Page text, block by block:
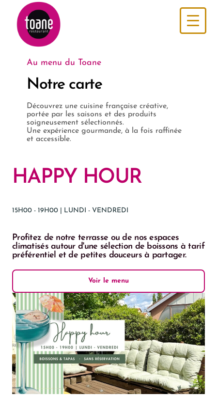
QUI SOMMES-NOUS ?
SALONS
CARTE
GROUPES
CONTACT
Au menu du Toane
Notre carte
Découvrez une cuisine française créative,
portée par les saisons et des produits
soigneusement sélectionnés.
Une expérience gourmande, à la fois raffinée
et accessible.
HAPPY HOUR
15H00 - 19H00 | LUNDI - VENDREDI
Profitez de notre terrasse ou de nos espaces
climatisés autour d'une sélection de boissons à tarif
préférentiel et de petites douceurs à partager.
Voir le menu